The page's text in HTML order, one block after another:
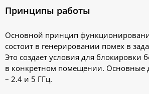
Принципы работы
Основной принцип
состоит в генерировании помех в
Это создает условия для блокировки
в конкретном помещении. Основные
– 2.4 и 5 ГГц.